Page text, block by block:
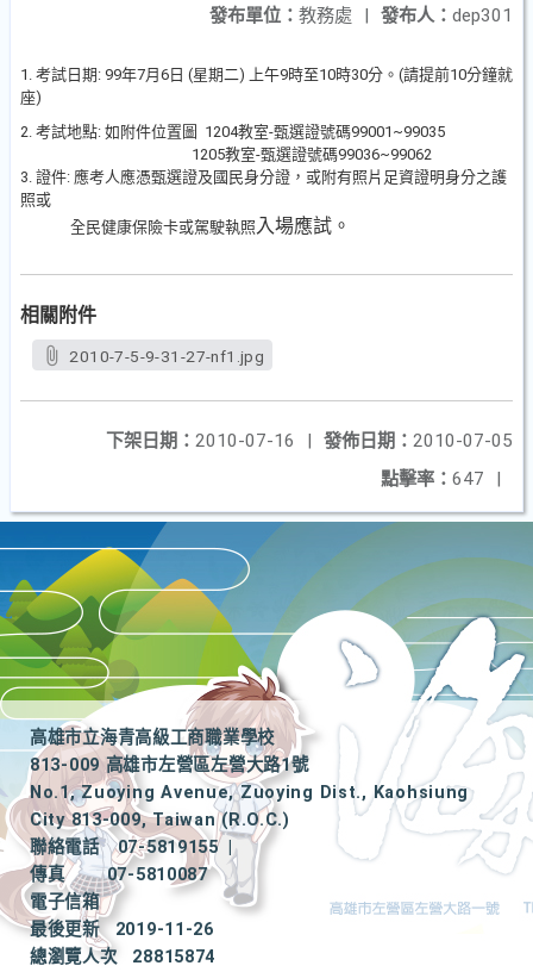
發布人： dep301
發布單位： 教務處 |
1. 考試日期: 99年7月6日 (星期二) 上午9時至10時30分。(請提前10分鐘就
座)
2. 考試地點: 如附件位置圖 1204教室-甄選證號碼99001~99035
1205教室-甄選證號碼99036~99062
3. 證件: 應考人應憑甄選證及國民身分證，或附有照片足資證明身分之護
照或
全民健康保險卡或駕駛執照 入場應試。
相關附件
2010-7-5-9-31-27-nf1.jpg
發佈日期： 2010-07-05
下架日期： 2010-07-16
|
點擊率： 647 |
高雄市立海青高級工商職業學校
813-009 高雄市左營區左營大路1號
No.1, Zuoying Avenue, Zuoying Dist., Kaohsiung
City 813-009, Taiwan (R.O.C.)
聯絡電話
07-5819155
|
傳真
07-5810087
電子信箱
最後更新
2019-11-26
總瀏覽人次
28815874